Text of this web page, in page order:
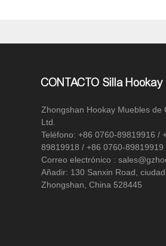
CONTACTO Silla Hookay
Zhongshan Hookay Muebles de
Ltd.
Teléfono: +86 0760-89819916 /
89819918 / +86 0760-89819919
Correo electrónico :
Añadir: 130 Sanxin Road, ciudad
Zhongshan, China 528445